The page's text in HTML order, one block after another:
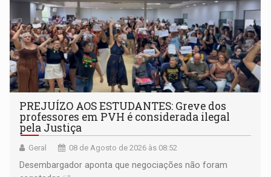
PREJUÍZO AOS ESTUDANTES: Greve dos
professores em PVH é considerada ilegal
pela Justiça
Geral 08 de Agosto de 2026 às 08:52
Desembargador aponta que negociações não foram